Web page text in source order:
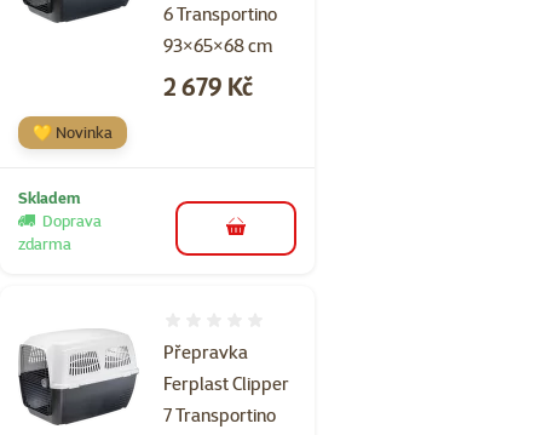
6 Transportino
93×65×68 cm
Cena
2 679 Kč
💛 Novinka
Skladem
Doprava
zdarma
do košíku
Přepravka
Ferplast Clipper
7 Transportino